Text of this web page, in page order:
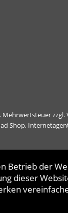
Mehrwertsteuer zzgl.
Shop,
Betrieb der
dieser